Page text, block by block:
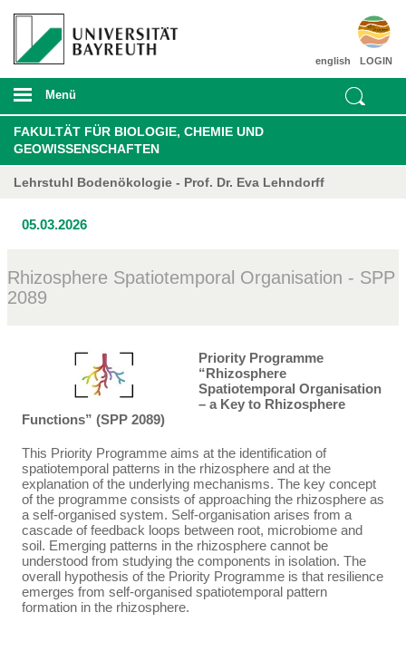
LOGIN
english
Menü
FAKULTÄT FÜR BIOLOGIE, CHEMIE UND
GEOWISSENSCHAFTEN
Lehrstuhl Bodenökologie - Prof. Dr. Eva Lehndorff
05.03.2026
Rhizosphere Spatiotemporal Organisation - SPP
2089
Priority Programme
“Rhizosphere
Spatiotemporal Organisation
– a Key to Rhizosphere
Functions” (SPP 2089)
This Priority Programme aims at the identification of
spatiotemporal patterns in the rhizosphere and at the
explanation of the underlying mechanisms. The key concept
of the programme consists of approaching the rhizosphere as
a self-organised system. Self-organisation arises from a
cascade of feedback loops between root, microbiome and
soil. Emerging patterns in the rhizosphere cannot be
understood from studying the components in isolation. The
overall hypothesis of the Priority Programme is that resilience
emerges from self-organised spatiotemporal pattern
formation in the rhizosphere.